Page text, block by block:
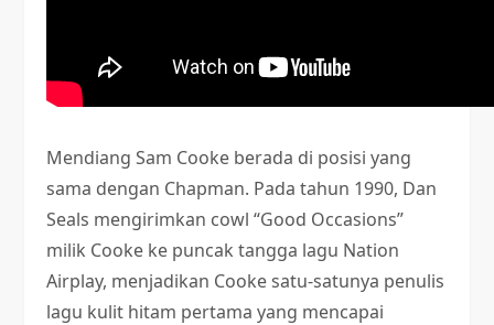
Mendiang Sam Cooke berada di posisi yang
sama dengan Chapman. Pada tahun 1990, Dan
Seals mengirimkan cowl “Good Occasions”
milik Cooke ke puncak tangga lagu Nation
Airplay, menjadikan Cooke satu-satunya penulis
lagu kulit hitam pertama yang mencapai